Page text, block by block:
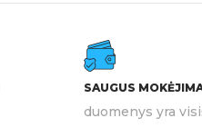
SAUGUS
duomenys yra